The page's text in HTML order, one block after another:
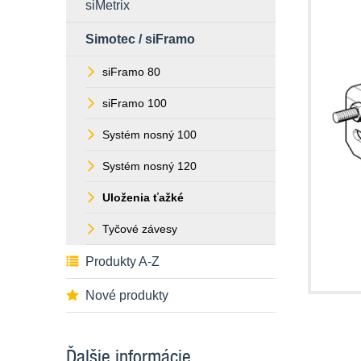
siMetrix
Simotec / siFramo
siFramo 80
siFramo 100
Systém nosný 100
Systém nosný 120
Uloženia ťažké
Tyčové závesy
Produkty A-Z
Nové produkty
Ďalšie informácie